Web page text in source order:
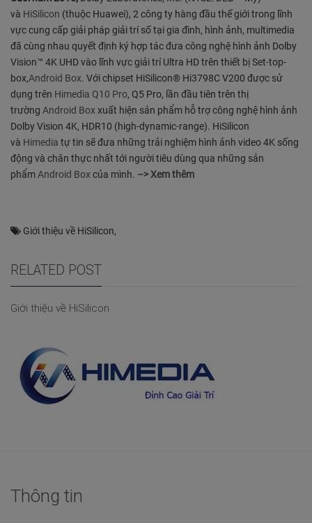
và HiSilicon (thuộc Huawei), 2 công ty hàng đầu thế giới trong lĩnh
vực cung cấp giải pháp giải trí số tại gia đình, hình ảnh, multimedia
đã cùng nhau quyết định ký hợp tác đưa công nghệ hình ảnh Dolby
Vision™ 4K UHD vào lĩnh vực giải trí Ultra HD trên thiết bị Set-top-
box,Android Box. Với chipset HiSilicon® Hi3798C V200 được sử
dụng trên Himedia Q10 Pro, Q5 Pro, lần đầu tiên trên thị
trường Android Box xuất hiện sản phẩm hỗ trợ công nghệ hình ảnh
Dolby Vision 4K, HDR10 (high-dynamic-range). HiSilicon
và Himedia tự tin sẽ đưa những trải nghiệm hình ảnh video 4K sống
động và chân thực nhất tới người tiêu dùng qua những sản
phẩm Android Box của mình. –> Xem thêm
Giới thiệu về HiSilicon,
RELATED POST
Giới thiệu về HiSilicon
Thông tin